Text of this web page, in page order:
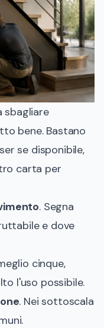
sbagliare
bene. Bastano
se disponibile,
carta per
. Segna
e dove
cinque,
l'uso possibile.
. Nei sottoscala